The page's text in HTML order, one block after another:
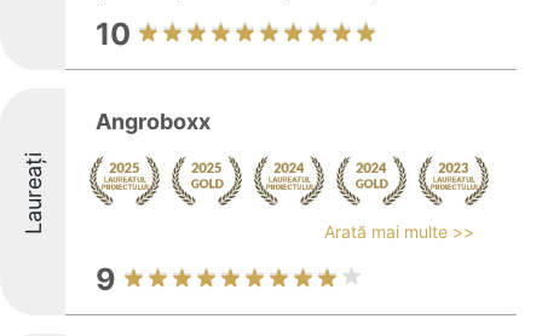
10
Laureați
Angroboxx
Arată mai multe >>
9